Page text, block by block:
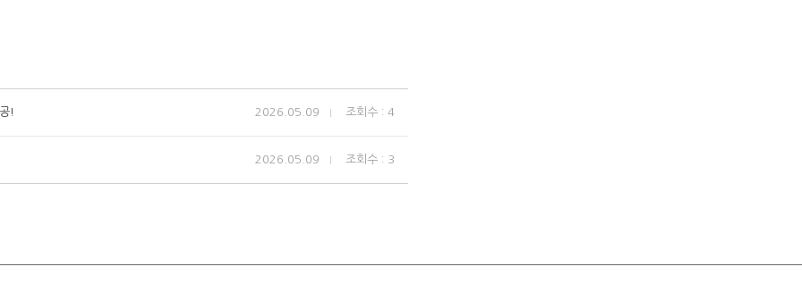
! 2026.05.09 조회수 : 4
2026.05.09 조회수 : 3